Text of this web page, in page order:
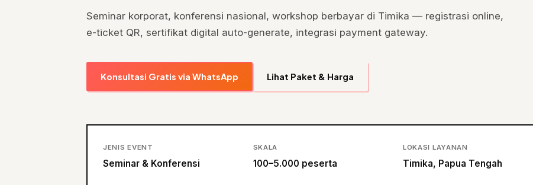
Seminar korporat, konferensi nasional, workshop berbayar di Timika — registrasi online,
e-ticket QR, sertifikat digital auto-generate, integrasi payment gateway.
Konsultasi Gratis via WhatsApp Lihat Paket & Harga
JENIS EVENT
Seminar & Konferensi
SKALA
100–5.000 peserta
LOKASI LAYANAN
Timika, Papua Tengah